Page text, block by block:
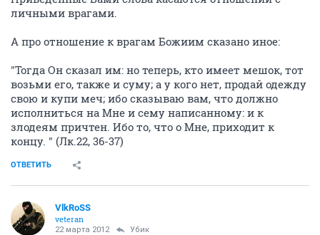
личными врагами.
А про отношение к врагам Божиим сказано иное:
"Тогда Он сказал им: но теперь, кто имеет мешок, тот
возьми его, также и суму; а у кого нет, продай одежду
свою и купи меч; ибо сказываю вам, что должно
исполниться на Мне и сему написанному: и к
злодеям причтен. Ибо то, что о Мне, приходит к
концу. " (Лк.22, 36-37)
ОТВЕТИТЬ
VlkRoSS
veteran
22 марта 2012 Убик